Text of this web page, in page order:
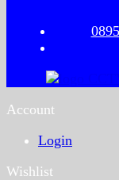
Account
Login
Wishlist